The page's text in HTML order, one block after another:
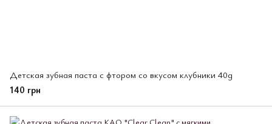
Детская зубная паста с фтором со вкусом клубники 40g
140 грн